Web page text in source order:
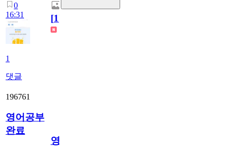
0
16:31
1
댓글
[1]
196761
영어공부
완료
영